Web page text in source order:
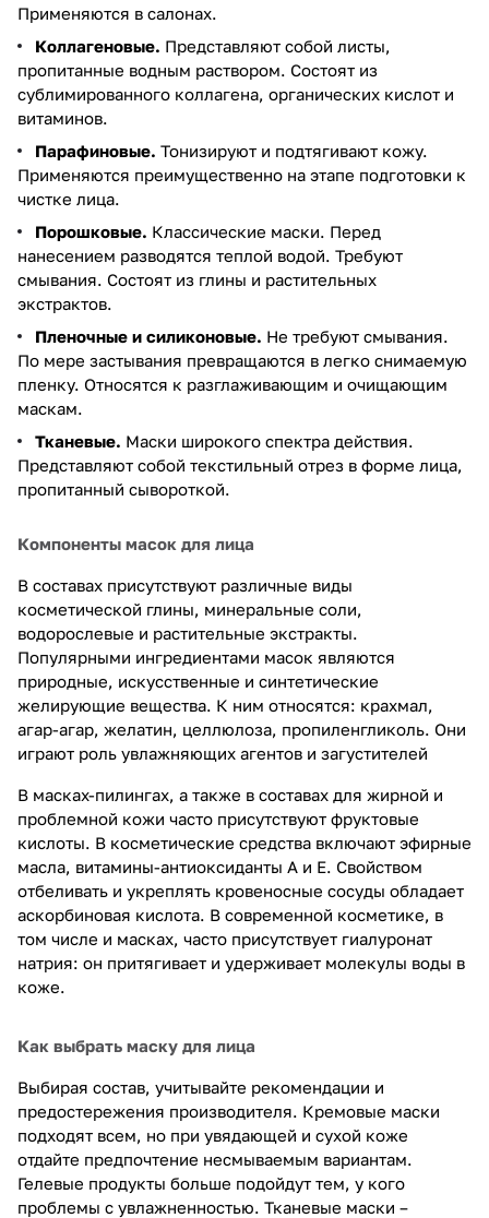
Применяются в салонах.
Коллагеновые. Представляют собой листы,
пропитанные водным раствором. Состоят из
сублимированного коллагена, органических кислот и
витаминов.
Парафиновые. Тонизируют и подтягивают кожу.
Применяются преимущественно на этапе подготовки к
чистке лица.
Порошковые. Классические маски. Перед
нанесением разводятся теплой водой. Требуют
смывания. Состоят из глины и растительных
экстрактов.
Пленочные и силиконовые. Не требуют смывания.
По мере застывания превращаются в легко снимаемую
пленку. Относятся к разглаживающим и очищающим
маскам.
Тканевые. Маски широкого спектра действия.
Представляют собой текстильный отрез в форме лица,
пропитанный сывороткой.
Компоненты масок для лица
В составах присутствуют различные виды
косметической глины, минеральные соли,
водорослевые и растительные экстракты.
Популярными ингредиентами масок являются
природные, искусственные и синтетические
желирующие вещества. К ним относятся: крахмал,
агар-агар, желатин, целлюлоза, пропиленгликоль. Они
играют роль увлажняющих агентов и загустителей
В масках-пилингах, а также в составах для жирной и
проблемной кожи часто присутствуют фруктовые
кислоты. В косметические средства включают эфирные
масла, витамины-антиоксиданты А и Е. Свойством
отбеливать и укреплять кровеносные сосуды обладает
аскорбиновая кислота. В современной косметике, в
том числе и масках, часто присутствует гиалуронат
натрия: он притягивает и удерживает молекулы воды в
коже.
Как выбрать маску для лица
Выбирая состав, учитывайте рекомендации и
предостережения производителя. Кремовые маски
подходят всем, но при увядающей и сухой коже
отдайте предпочтение несмываемым вариантам.
Гелевые продукты больше подойдут тем, у кого
проблемы с увлажненностью. Тканевые маски –